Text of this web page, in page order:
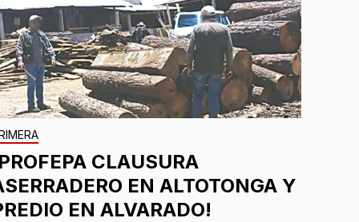
CLAUSURA
EN ALTOTONGA Y
EN ALVARADO!